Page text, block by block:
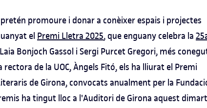
promoure i donar a conèixer espais i projectes
el Premi Lletra 2025, que enguany celebra la
Bonjoch Gassol i Sergi Purcet Gregori, més
de la UOC, Àngels Fitó, els ha lliurat el Premi
de Girona, convocats anualment per la
ha tingut lloc a l'Auditori de Girona aquest